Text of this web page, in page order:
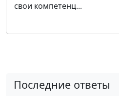
свои компетенц...
Последние ответы